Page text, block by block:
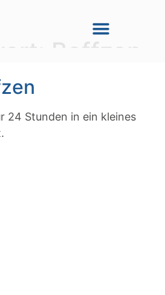
24 Stunden in ein kleines